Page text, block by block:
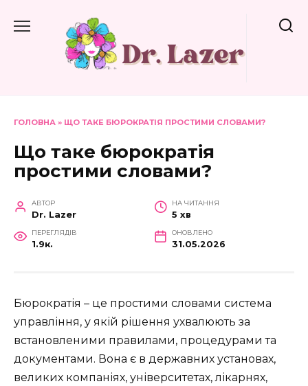
до
ГОЛОВНА » ЩО ТАКЕ БЮРОКРАТІЯ ПРОСТИМИ СЛОВАМИ?
Що таке бюрократія
простими словами?
АВТОР
Dr. Lazer
НА ЧИТАННЯ
5 хв
ПЕРЕГЛЯДІВ
1.9к.
ОНОВЛЕНО
31.05.2026
Бюрократія – це простими словами система
управління, у якій рішення ухвалюють за
встановленими правилами, процедурами та
документами. Вона є в державних установах,
великих компаніях, університетах, лікарнях,